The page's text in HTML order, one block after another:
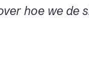
hoe we de